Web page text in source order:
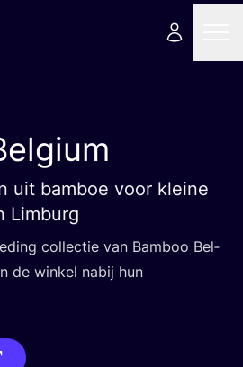
uit bamboe voor kleine
Limburg
col­lec­tie van Bam­boo Bel­
de win­kel nabij hun